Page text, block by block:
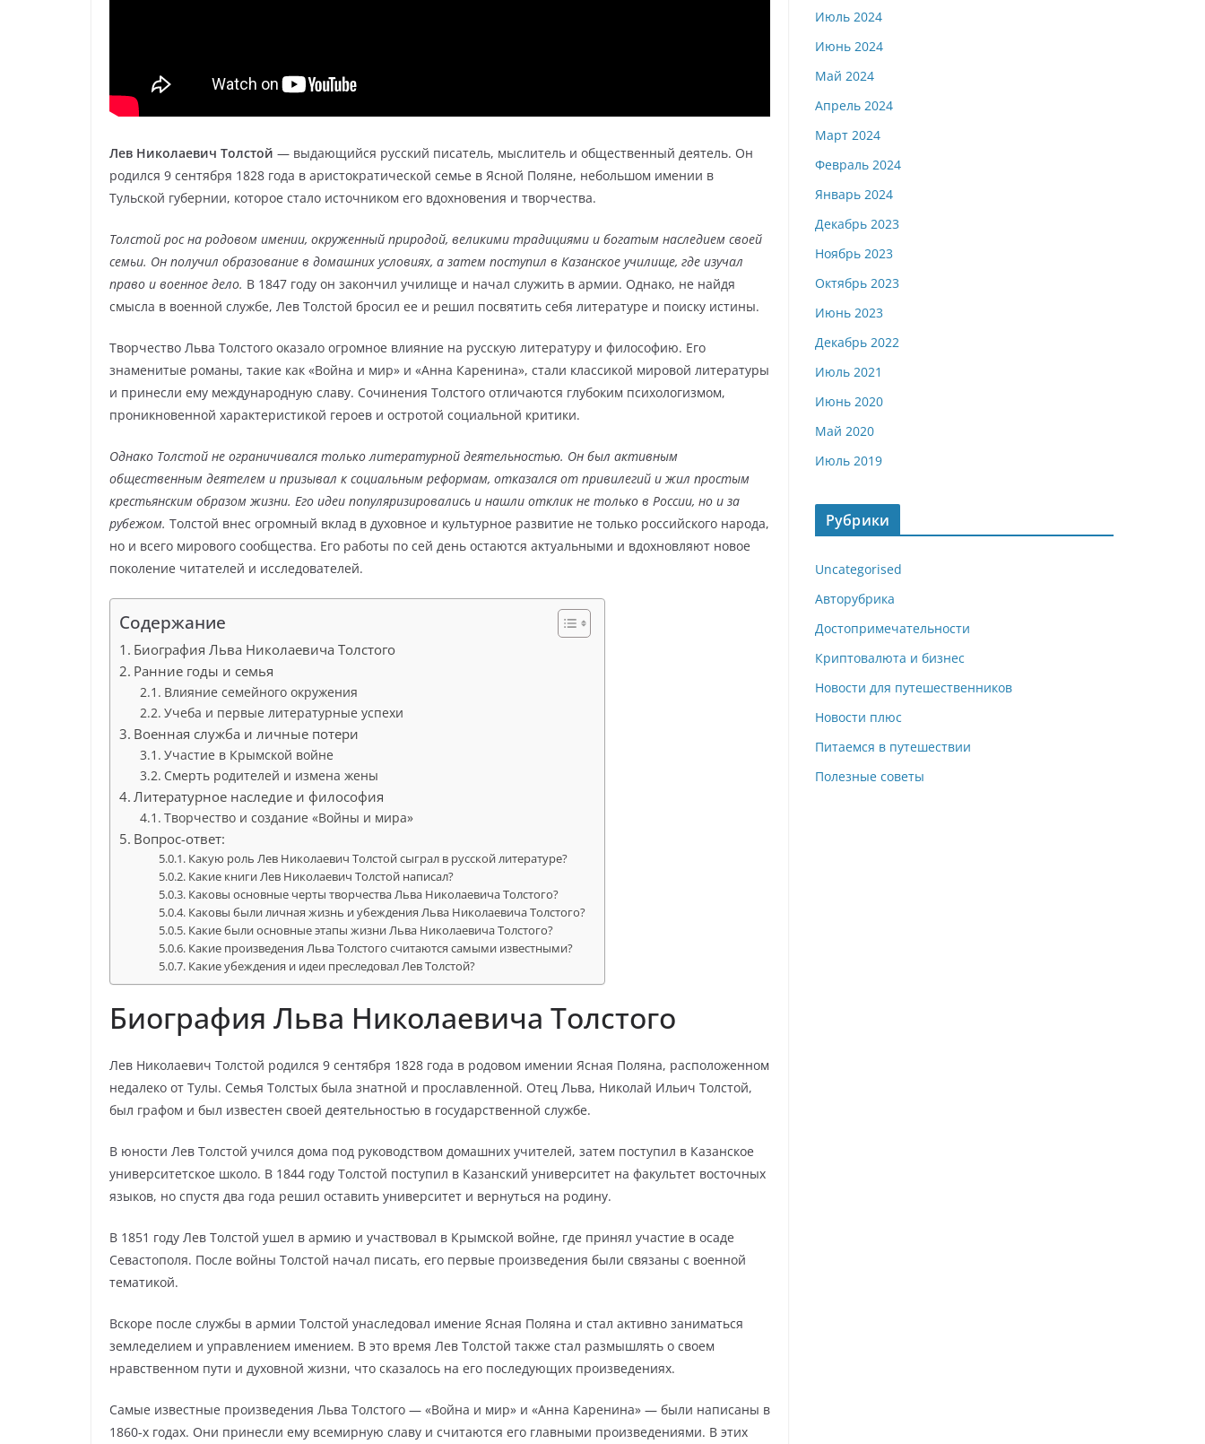
Лев Николаевич Толстой — выдающийся русский писатель, мыслитель и общественный деятель. Он
родился 9 сентября 1828 года в аристократической семье в Ясной Поляне, небольшом имении в
Тульской губернии, которое стало источником его вдохновения и творчества.
Толстой рос на родовом имении, окруженный природой, великими традициями и богатым наследием своей
семьи. Он получил образование в домашних условиях, а затем поступил в Казанское училище, где изучал
право и военное дело. В 1847 году он закончил училище и начал служить в армии. Однако, не найдя
смысла в военной службе, Лев Толстой бросил ее и решил посвятить себя литературе и поиску истины.
Творчество Льва Толстого оказало огромное влияние на русскую литературу и философию. Его
знаменитые романы, такие как «Война и мир» и «Анна Каренина», стали классикой мировой литературы
и принесли ему международную славу. Сочинения Толстого отличаются глубоким психологизмом,
проникновенной характеристикой героев и остротой социальной критики.
Однако Толстой не ограничивался только литературной деятельностью. Он был активным
общественным деятелем и призывал к социальным реформам, отказался от привилегий и жил простым
крестьянским образом жизни. Его идеи популяризировались и нашли отклик не только в России, но и за
рубежом. Толстой внес огромный вклад в духовное и культурное развитие не только российского народа,
но и всего мирового сообщества. Его работы по сей день остаются актуальными и вдохновляют новое
поколение читателей и исследователей.
Содержание
Биография Льва Николаевича Толстого
Ранние годы и семья
Влияние семейного окружения
Учеба и первые литературные успехи
Военная служба и личные потери
Участие в Крымской войне
Смерть родителей и измена жены
Литературное наследие и философия
Творчество и создание «Войны и мира»
Вопрос-ответ:
Какую роль Лев Николаевич Толстой сыграл в русской литературе?
Какие книги Лев Николаевич Толстой написал?
Каковы основные черты творчества Льва Николаевича Толстого?
Каковы были личная жизнь и убеждения Льва Николаевича Толстого?
Какие были основные этапы жизни Льва Николаевича Толстого?
Какие произведения Льва Толстого считаются самыми известными?
Какие убеждения и идеи преследовал Лев Толстой?
Биография Льва Николаевича Толстого
Лев Николаевич Толстой родился 9 сентября 1828 года в родовом имении Ясная Поляна, расположенном
недалеко от Тулы. Семья Толстых была знатной и прославленной. Отец Льва, Николай Ильич Толстой,
был графом и был известен своей деятельностью в государственной службе.
В юности Лев Толстой учился дома под руководством домашних учителей, затем поступил в Казанское
университетское школо. В 1844 году Толстой поступил в Казанский университет на факультет восточных
языков, но спустя два года решил оставить университет и вернуться на родину.
В 1851 году Лев Толстой ушел в армию и участвовал в Крымской войне, где принял участие в осаде
Севастополя. После войны Толстой начал писать, его первые произведения были связаны с военной
тематикой.
Вскоре после службы в армии Толстой унаследовал имение Ясная Поляна и стал активно заниматься
земледелием и управлением имением. В это время Лев Толстой также стал размышлять о своем
нравственном пути и духовной жизни, что сказалось на его последующих произведениях.
Самые известные произведения Льва Толстого — «Война и мир» и «Анна Каренина» — были написаны в
1860-х годах. Они принесли ему всемирную славу и считаются его главными произведениями. В этих
Июль 2024
Июнь 2024
Май 2024
Апрель 2024
Март 2024
Февраль 2024
Январь 2024
Декабрь 2023
Ноябрь 2023
Октябрь 2023
Июнь 2023
Декабрь 2022
Июль 2021
Июнь 2020
Май 2020
Июль 2019
Рубрики
Uncategorised
Авторубрика
Достопримечательности
Криптовалюта и бизнес
Новости для путешественников
Новости плюс
Питаемся в путешествии
Полезные советы